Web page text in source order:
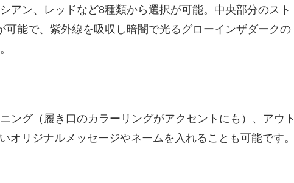
アン、レッドなど8種類から選択が可能。中央部分のスト
可能で、紫外線を吸収し暗闇で光るグローインザダークの
ング（履き口のカラーリングがアクセントにも）、アウト
オリジナルメッセージやネームを入れることも可能です。